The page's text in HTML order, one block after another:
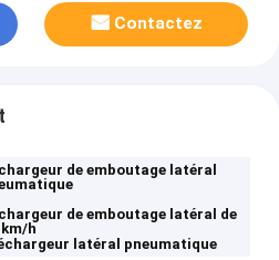
Contactez
de emboutage latéral
de emboutage latéral de
h
latéral pneumatique